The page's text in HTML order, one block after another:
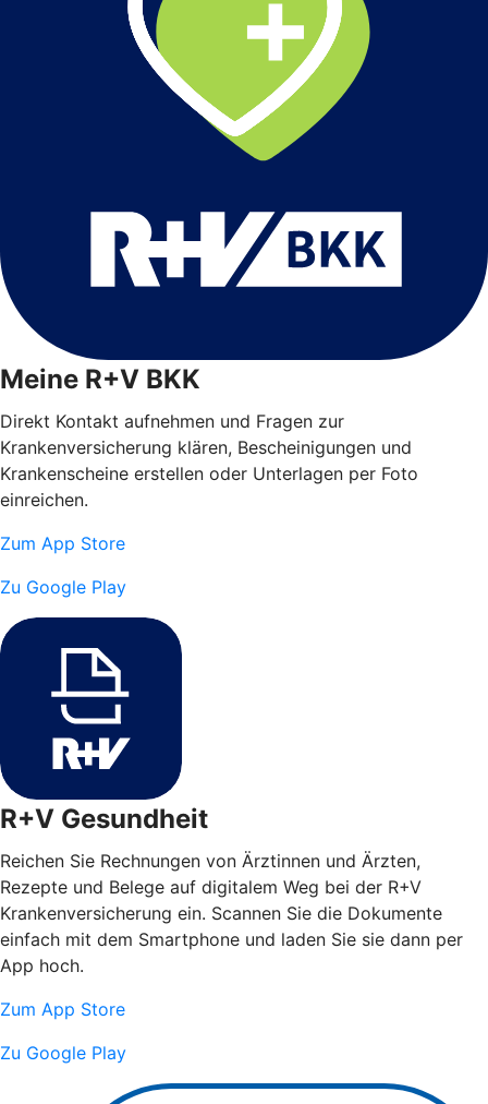
Meine R+V BKK
Direkt Kontakt aufnehmen und Fragen zur
Krankenversicherung klären, Bescheinigungen und
Krankenscheine erstellen oder Unterlagen per Foto
einreichen.
Zum App Store
Zu Google Play
R+V Gesundheit
Reichen Sie Rechnungen von Ärztinnen und Ärzten,
Rezepte und Belege auf digitalem Weg bei der R+V
Krankenversicherung ein. Scannen Sie die Dokumente
einfach mit dem Smartphone und laden Sie sie dann per
App hoch.
Zum App Store
Zu Google Play